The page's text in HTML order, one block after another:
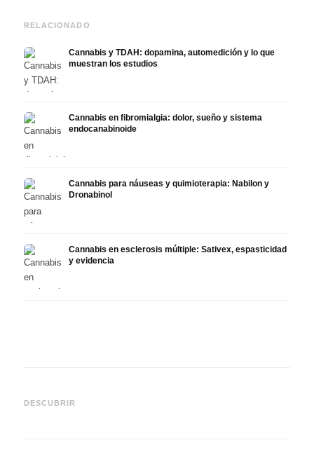
RELACIONADO
Cannabis y TDAH: dopamina, automedición y lo que
muestran los estudios
Cannabis en fibromialgia: dolor, sueño y sistema
endocanabinoide
Cannabis para náuseas y quimioterapia: Nabilon y
Dronabinol
Cannabis en esclerosis múltiple: Sativex, espasticidad
y evidencia
DESCUBRIR
Epidiolex y el estado actual